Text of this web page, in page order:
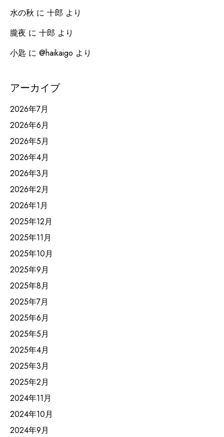
水の秋 に 十郎 より
朧夜 に 十郎 より
小匙 に @haikaigo より
アーカイブ
2026年7月
2026年6月
2026年5月
2026年4月
2026年3月
2026年2月
2026年1月
2025年12月
2025年11月
2025年10月
2025年9月
2025年8月
2025年7月
2025年6月
2025年5月
2025年4月
2025年3月
2025年2月
2024年11月
2024年10月
2024年9月